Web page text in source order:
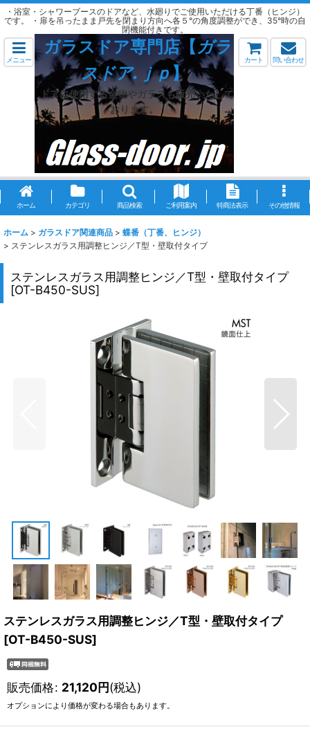
・浴室・シャワーブースのドアなど、水廻りでご使用いただける丁番（ヒンジ）
です。 ・扉を吊ったまま戸先を閉まり方向へ各５°の角度調整ができ、35°時の自
閉機能付きです。
メニュー
ガラスドア専門店【ガラ
スドア.ｊｐ】
ドアに使用する金物やガラスも販売いたして
おります。
カート 問い合わせ
ホーム カテゴリ 商品検索 ご利用案内 特商法表示 その他情報
ホーム > ガラスドア関連商品 > 蝶番（丁番、ヒンジ）
> ステンレスガラス用調整ヒンジ／T型・壁取付タイプ
ステンレスガラス用調整ヒンジ／T型・壁取付タイプ
[OT-B450-SUS]
ステンレスガラス用調整ヒンジ／T型・壁取付タイプ
[OT-B450-SUS]
販売価格: 21,120円(税込)
オプションにより価格が変わる場合もあります。